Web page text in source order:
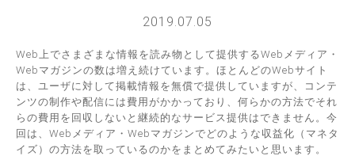
2019.07.05
Web上でさまざまな情報を読み物として提供するWebメディア・
Webマガジンの数は増え続けています。ほとんどのWebサイト
は、ユーザに対して掲載情報を無償で提供していますが、コンテ
ンツの制作や配信には費用がかかっており、何らかの方法でそれ
らの費用を回収しないと継続的なサービス提供はできません。今
回は、Webメディア・Webマガジンでどのような収益化（マネタ
イズ）の方法を取っているのかをまとめてみたいと思います。